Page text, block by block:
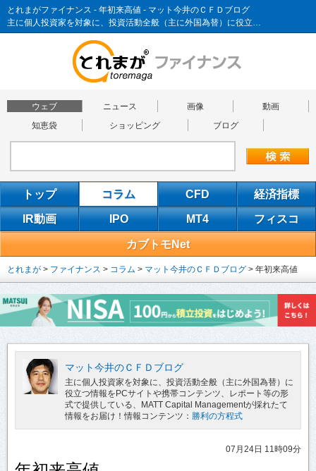
とれまがファイナンス - 年初来高値 - マット今井のＣＦＤブログ
主に個人投資家を対象に、投資活動全般（主に外国為替）に役立…
ウェブ ニュース 画像
動画
知恵袋
ショッピング ブログ
トップ コラム CFD 経済指標
IR動画 IPO MT4 フィスコ
カブトモNet
とれまが > ファイナンス > コラム > マット今井のＣＦＤブログ > 年初来高値
マット今井のＣＦＤブログ
主に個人投資家を対象に、投資活動全般（主に外国為替）に
役立つ情報をPCサイトや携帯コンテンツ、レポート等の形
式で提供している、MATT Capital Managementが採れたて
情報をお届け！情報コンテンツ： 勝利の方程式
07月24日 11時09分